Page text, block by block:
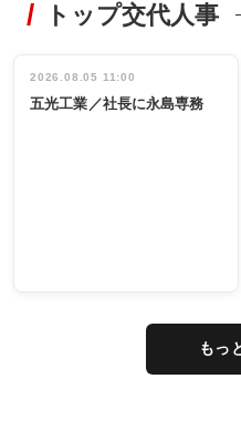
非鉄業界で
インタビュ
ー／社内ア
タックトレー
祝う 業界関
係者ら220人
出席
トップ交代人事
2026.08.05 11:00
五光工業／社長に永島専務
もっ